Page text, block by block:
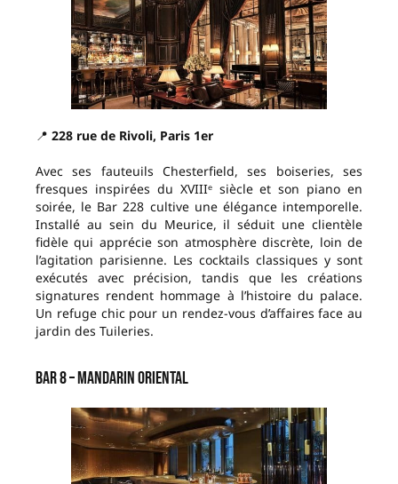
📍 228 rue de Rivoli, Paris 1er
Avec ses fauteuils Chesterfield, ses boiseries, ses
fresques inspirées du XVIIIᵉ siècle et son piano en
soirée, le Bar 228 cultive une élégance intemporelle.
Installé au sein du Meurice, il séduit une clientèle
fidèle qui apprécie son atmosphère discrète, loin de
l’agitation parisienne. Les cocktails classiques y sont
exécutés avec précision, tandis que les créations
signatures rendent hommage à l’histoire du palace.
Un refuge chic pour un rendez-vous d’affaires face au
jardin des Tuileries.
Bar 8 – Mandarin Oriental